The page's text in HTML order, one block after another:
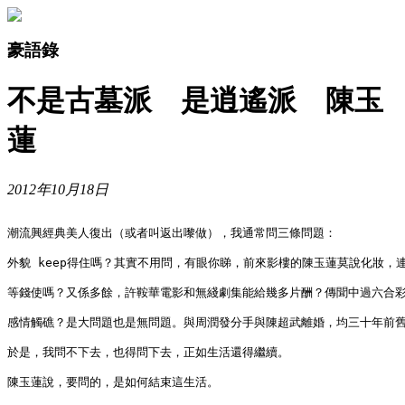
豪語錄
不是古墓派 是逍遙派 陳玉
蓮
2012年10月18日
潮流興經典美人復出（或者叫返出嚟做），我通常問三條問題：
外貌 keep得住嗎？其實不用問，有眼你睇，前來影樓的陳玉蓮莫說化妝
等錢使嗎？又係多餘，許鞍華電影和無綫劇集能給幾多片酬？傳聞中過六
感情觸礁？是大問題也是無問題。與周潤發分手與陳超武離婚，均三十年
於是，我問不下去，也得問下去，正如生活還得繼續。
陳玉蓮說，要問的，是如何結束這生活。